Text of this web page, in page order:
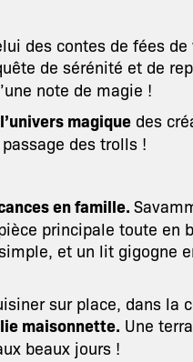
des contes de fées de
de sérénité et de
note de magie !
magique des
des trolls !
en famille.
principale toute en
et un lit gigogne
sur place, dans la
maisonnette. Une
beaux jours !